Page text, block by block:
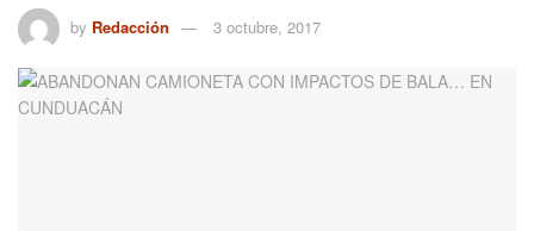
by Redacción 3 octubre, 2017